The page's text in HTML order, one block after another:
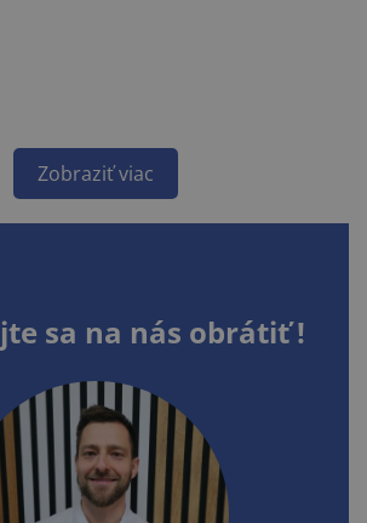
Zobraziť viac
sa na nás obrátiť !